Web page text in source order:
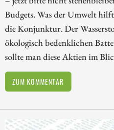
Budgets. Was der Umwelt
die Konjunktur. Der
ökologisch bedenklichen
sollte man diese Aktien im
ZUM KOMMENTAR